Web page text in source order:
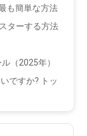
も簡単な方法
ターする方法
（2025年）
ですか? トッ